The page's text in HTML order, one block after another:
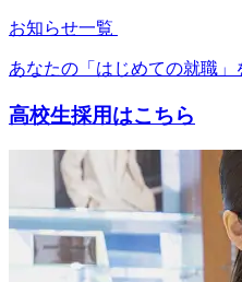
お知らせ一覧
あなたの「はじめての就職」
高校生採用はこちら